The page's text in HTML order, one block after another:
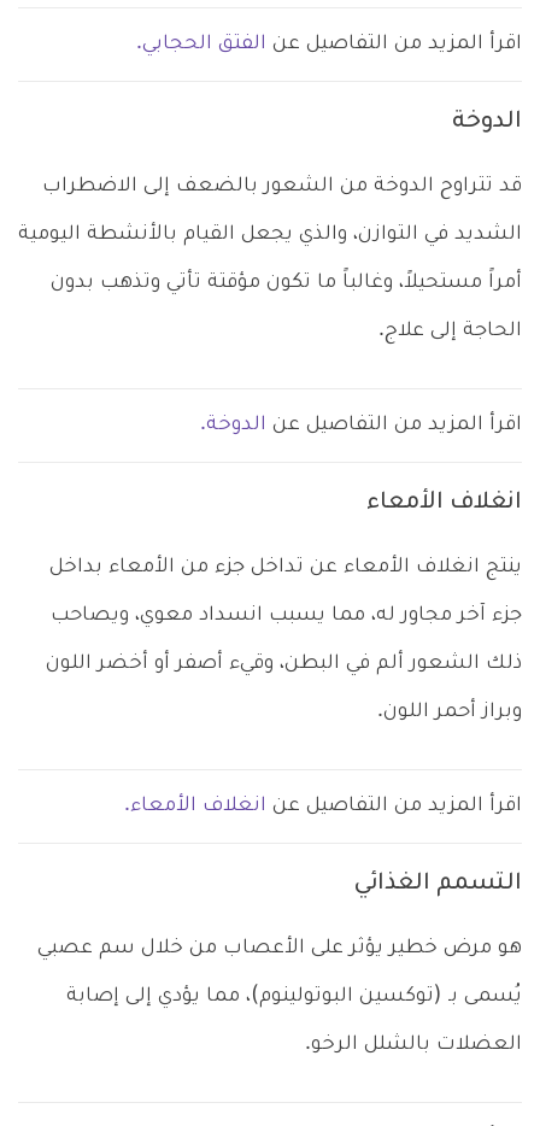
اقرأ المزيد من التفاصيل عن الفتق الحجابي.
الدوخة
قد تتراوح الدوخة من الشعور بالضعف إلى الاضطراب
الشديد في التوازن، والذي يجعل القيام بالأنشطة اليومية
أمراً مستحيلاً، وغالباً ما تكون مؤقتة تأتي وتذهب بدون
الحاجة إلى علاج.
اقرأ المزيد من التفاصيل عن الدوخة.
انغلاف الأمعاء
ينتج انغلاف الأمعاء عن تداخل جزء من الأمعاء بداخل
جزء آخر مجاور له، مما يسبب انسداد معوي، ويصاحب
ذلك الشعور ألم في البطن، وقيء أصفر أو أخضر اللون
وبراز أحمر اللون.
اقرأ المزيد من التفاصيل عن انغلاف الأمعاء.
التسمم الغذائي
هو مرض خطير يؤثر على الأعصاب من خلال سم عصبي
يُسمى بـ (توكسين البوتولينوم)، مما يؤدي إلى إصابة
العضلات بالشلل الرخو.